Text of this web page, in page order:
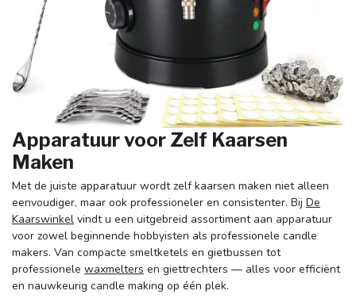
Apparatuur voor Zelf Kaarsen
Maken
Met de juiste apparatuur wordt zelf kaarsen maken niet alleen
eenvoudiger, maar ook professioneler en consistenter. Bij De
Kaarswinkel vindt u een uitgebreid assortiment aan apparatuur
voor zowel beginnende hobbyisten als professionele candle
makers. Van compacte smeltketels en gietbussen tot
professionele waxmelters en giettrechters — alles voor efficiënt
en nauwkeurig candle making op één plek.